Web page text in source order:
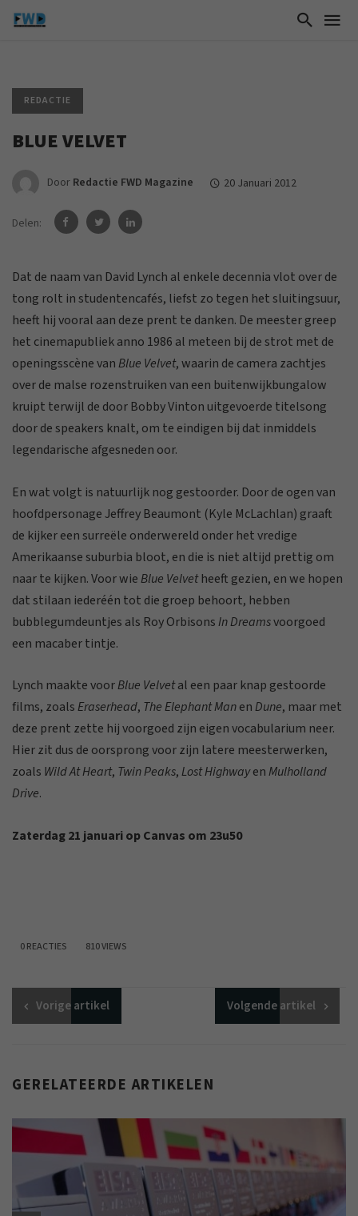
REDACTIE
BLUE VELVET
Door Redactie FWD Magazine 20 Januari 2012
Delen:
Dat de naam van David Lynch al enkele decennia vlot over de
tong rolt in studentencafés, liefst zo tegen het sluitingsuur,
heeft hij vooral aan deze prent te danken. De meester greep
het cinemapubliek anno 1986 al meteen bij de strot met de
openingsscène vanBlue Velvet, waarin de camera zachtjes
over de malse rozenstruiken van een buitenwijkbungalow
kruipt terwijl de door Bobby Vinton uitgevoerde titelsong
door de speakers knalt, om te eindigen bij dat inmiddels
legendarische afgesneden oor.
En wat volgt is natuurlijk nog gestoorder. Door de ogen van
hoofdpersonage Jeffrey Beaumont (Kyle McLachlan) graaft
de kijker een surreële onderwereld onder het vredige
Amerikaanse suburbia bloot, en die is niet altijd prettig om
naar te kijken. Voor wieBlue Velvetheeft gezien, en we hopen
dat stilaan iederéén tot die groep behoort, hebben
bubblegumdeuntjes als Roy OrbisonsIn Dreamsvoorgoed
een macaber tintje.
Lynch maakte voorBlue Velvetal een paar knap gestoorde
films, zoalsEraserhead, The Elephant ManenDune, maar met
deze prent zette hij voorgoed zijn eigen vocabularium neer.
Hier zit dus de oorsprong voor zijn latere meesterwerken,
zoals Wild At Heart, Twin Peaks,Lost HighwayenMulholland
Drive.
Zaterdag 21 januari op Canvas om 23u50
0 REACTIES 810 VIEWS
Vorigeartikel Volgendeartikel
GERELATEERDE ARTIKELEN